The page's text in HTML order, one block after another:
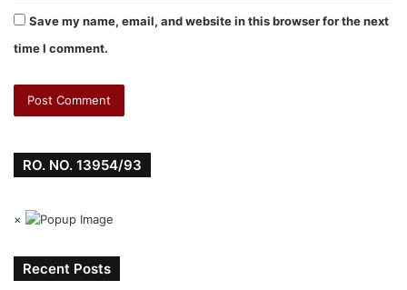
Save my name, email, and website in this browser for the next
time I comment.
RO. NO. 13954/93
×
Recent Posts